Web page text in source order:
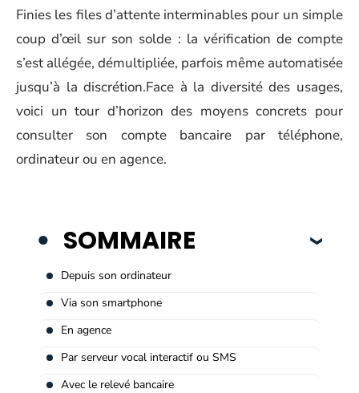
Finies les files d’attente interminables pour un simple
coup d’œil sur son solde : la vérification de compte
s’est allégée, démultipliée, parfois même automatisée
jusqu’à la discrétion.Face à la diversité des usages,
voici un tour d’horizon des moyens concrets pour
consulter son compte bancaire par téléphone,
ordinateur ou en agence.
SOMMAIRE
Depuis son ordinateur
Via son smartphone
En agence
Par serveur vocal interactif ou SMS
Avec le relevé bancaire